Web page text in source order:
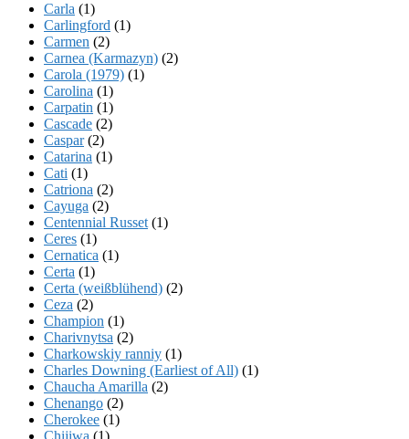
Carla (1)
Carlingford (1)
Carmen (2)
Carnea (Karmazyn) (2)
Carola (1979) (1)
Carolina (1)
Carpatin (1)
Cascade (2)
Caspar(2)
Catarina (1)
Cati (1)
Catriona (2)
Cayuga (2)
Centennial Russet (1)
Ceres (1)
Cernatica (1)
Certa (1)
Certa (weißblühend) (2)
Ceza (2)
Champion (1)
Charivnytsa (2)
Charkowskiy ranniy (1)
Charles Downing (Earliest of All) (1)
Chaucha Amarilla (2)
Chenango (2)
Cherokee (1)
Chijiwa (1)